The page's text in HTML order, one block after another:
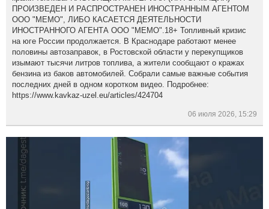
ПРОИЗВЕДЕН И РАСПРОСТРАНЕН ИНОСТРАННЫМ АГЕНТОМ
ООО "МЕМО", ЛИБО КАСАЕТСЯ ДЕЯТЕЛЬНОСТИ
ИНОСТРАННОГО АГЕНТА ООО "МЕМО".18+ Топливный кризис
на юге России продолжается. В Краснодаре работают менее
половины автозаправок, в Ростовской области у перекупщиков
изымают тысячи литров топлива, а жители сообщают о кражах
бензина из баков автомобилей. Собрали самые важные события
последних дней в одном коротком видео. Подробнее:
https://www.kavkaz-uzel.eu/articles/424704
06 июля 2026, 15:29